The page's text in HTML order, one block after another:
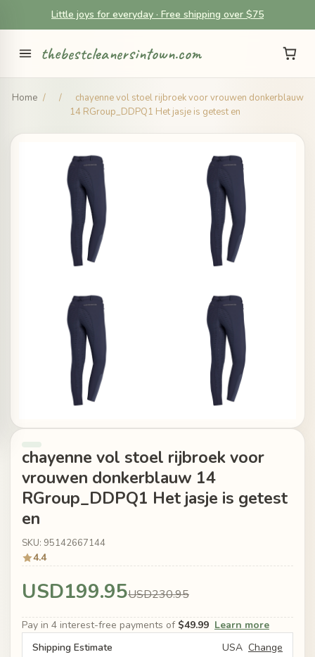
Little joys for everyday · Free shipping over $75
thebestcleanersintown.com
Home / /
chayenne vol stoel rijbroek voor vrouwen donkerblauw
14 RGroup_DDPQ1 Het jasje is getest en
chayenne vol stoel rijbroek voor
vrouwen donkerblauw 14
RGroup_DDPQ1 Het jasje is getest
en
SKU: 95142667144
4.4
USD199.95USD230.95
Pay in 4 interest-free payments of $49.99 Learn more
Shipping Estimate
USA Change